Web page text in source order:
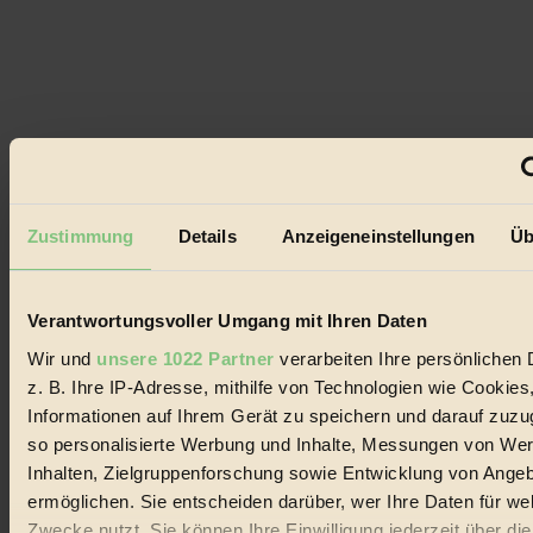
Zustimmung Details Anzeigeneinstellungen
Verantwortungsvoller Umgang mit Ihren Daten
Wir und unsere 1022 Partner verarbeiten Ihre persönlichen
z. B. Ihre IP-Adresse, mithilfe von Technologien wie
Informationen auf Ihrem Gerät zu speichern und darauf
so personalisierte Werbung und Inhalte, Messungen von
Inhalten, Zielgruppenforschung sowie Entwicklung von
ermöglichen. Sie entscheiden darüber, wer Ihre Daten für